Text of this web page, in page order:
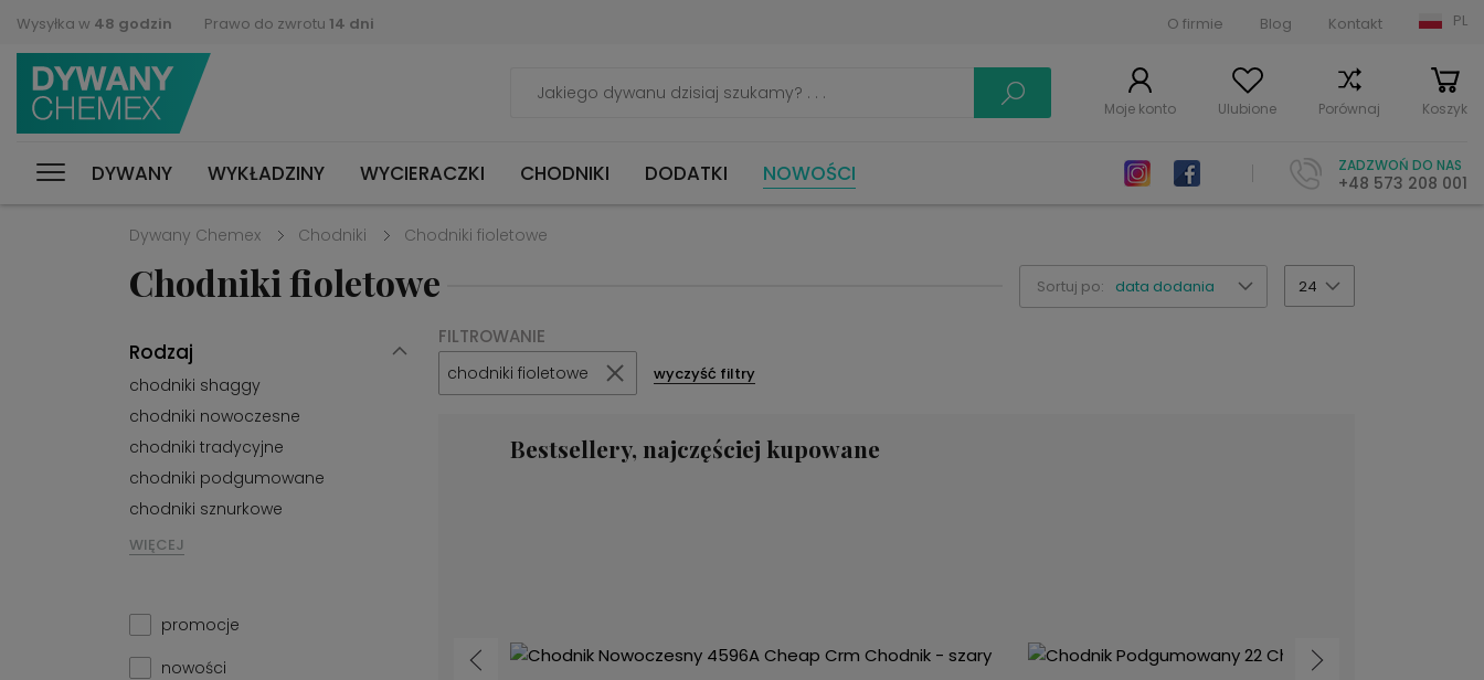
Wysyłka w 48 godzin Prawo do zwrotu 14 dni O firmie Blog Kontakt PL
Moje konto Ulubione Porównaj Koszyk
DYWANY WYKŁADZINY WYCIERACZKI CHODNIKI DODATKI NOWOŚCI ZADZWOŃ DO NAS
+48 573 208 001
Dywany Chemex Chodniki Chodniki fioletowe
Chodniki fioletowe Sortuj po: data dodania 24
Rodzaj
chodniki shaggy
chodniki nowoczesne
chodniki tradycyjne
chodniki podgumowane
chodniki sznurkowe
WIĘCEJ
promocje
nowości
FILTROWANIE
chodniki fioletowe wyczyść filtry
Bestsellery, najczęściej kupowane